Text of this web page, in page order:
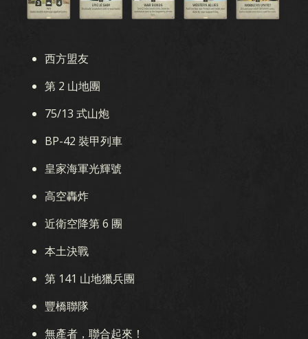
西方盟友
第 2 山地團
75/13 式山炮
BP-42 裝甲列車
皇家海軍光輝號
高空轟炸
近衛空降第 6 團
本土決戰
第 141 山地獵兵團
豐橋聯隊
無產者，聯合起來！